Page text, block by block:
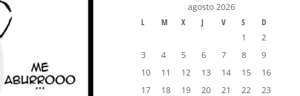
agosto 2026
L
M X J V S
D
1
2
3
4 5 6 7 8
9
10
11 12 13 14 15
16
17
18 19 20 21 22
23